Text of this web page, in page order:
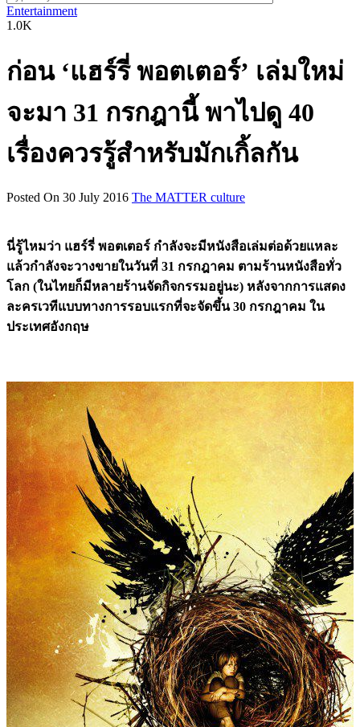
Entertainment
1.0K
ก่อน ‘แฮร์รี่ พอตเตอร์’ เล่มใหม่
จะมา 31 กรกฎานี้ พาไปดู 40
เรื่องควรรู้สำหรับมักเกิ้ลกัน
Posted On 30 July 2016 The MATTER culture
นี่รู้ไหมว่า แฮร์รี่ พอตเตอร์ กำลังจะมีหนังสือเล่มต่อด้วยแหละ
แล้วกำลังจะวางขายในวันที่ 31 กรกฎาคม ตามร้านหนังสือทั่ว
โลก (ในไทยก็มีหลายร้านจัดกิจกรรมอยู่นะ) หลังจากการแสดง
ละครเวทีแบบทางการรอบแรกที่จะจัดขึ้น 30 กรกฎาคม ใน
ประเทศอังกฤษ